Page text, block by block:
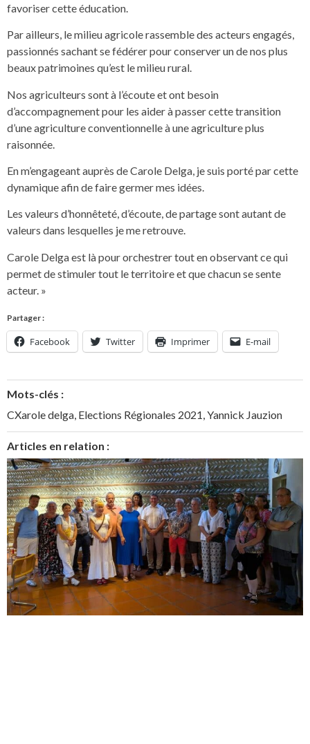
favoriser cette éducation.
Par ailleurs, le milieu agricole rassemble des acteurs engagés,
passionnés sachant se fédérer pour conserver un de nos plus
beaux patrimoines qu’est le milieu rural.
Nos agriculteurs sont à l’écoute et ont besoin
d’accompagnement pour les aider à passer cette transition
d’une agriculture conventionnelle à une agriculture plus
raisonnée.
En m’engageant auprès de Carole Delga, je suis porté par cette
dynamique afin de faire germer mes idées.
Les valeurs d’honnêteté, d’écoute, de partage sont autant de
valeurs dans lesquelles je me retrouve.
Carole Delga est là pour orchestrer tout en observant ce qui
permet de stimuler tout le territoire et que chacun se sente
acteur. »
Partager :
Facebook Twitter Imprimer E-mail
Mots-clés :
CXarole delga, Elections Régionales 2021,Yannick Jauzion
Articles en relation :